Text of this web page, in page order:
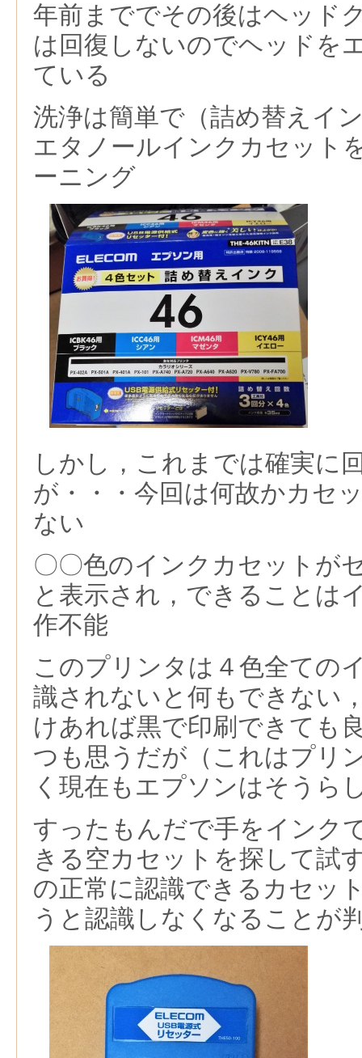
年前まででその後はヘッド
は回復しないのでヘッドを
ている
洗浄は簡単で（詰め替えイ
エタノールインクカセット
ーニング
しかし，これまでは確実に
が・・・今回は何故かカセ
ない
〇〇色のインクカセットが
と表示され，できることは
作不能
このプリンタは４色全ての
識されないと何もできない
けあれば黒で印刷できても
つも思うだが（これはプリ
く現在もエプソンはそうら
すったもんだで手をインク
きる空カセットを探して試
の正常に認識できるカセッ
うと認識しなくなることが